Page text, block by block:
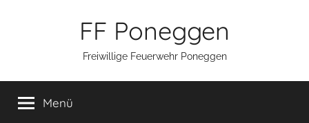
FF Poneggen
Freiwillige Feuerwehr Poneggen
Menü